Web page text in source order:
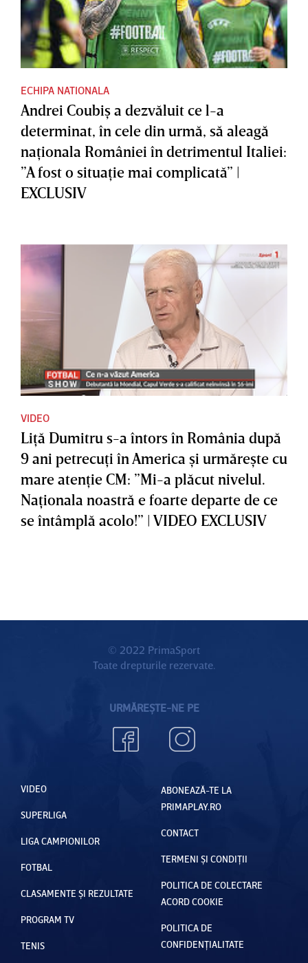
ECHIPA NATIONALA
Andrei Coubiş a dezvăluit ce l-a
determinat, în cele din urmă, să aleagă
naţionala României în detrimentul Italiei:
”A fost o situaţie mai complicată” |
EXCLUSIV
VIDEO
Liţă Dumitru s-a întors în România după
9 ani petrecuţi în America şi urmăreşte cu
mare atenţie CM: ”Mi-a plăcut nivelul.
Naţionala noastră e foarte departe de ce
se întâmplă acolo!” | VIDEO EXCLUSIV
© 2022 PrimaSport
Toate drepturile rezervate.
URMĂREȘTE-NE PE
VIDEO
SUPERLIGA
LIGA CAMPIONILOR
FOTBAL
CLASAMENTE ȘI REZULTATE
PROGRAM TV
TENIS
ABONEAZĂ-TE LA
PRIMAPLAY.RO
CONTACT
TERMENI ȘI CONDIȚII
POLITICA DE COLECTARE
ACORD COOKIE
POLITICA DE
CONFIDENȚIALITATE